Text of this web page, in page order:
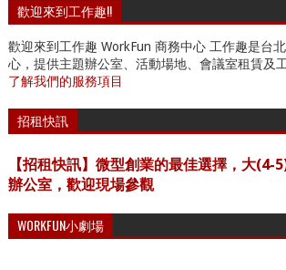
歡迎來到工作趣!!
歡迎來到工作趣 WorkFun 商務中心 工作趣是台
心，提供主題辦公室、活動場地、會議室租賃及
了解我們的服務項目
招租快訊
【招租快訊】微型創業的最佳選擇，大(4-
辦公室，歡迎現場參觀
WORKFUN小劇場